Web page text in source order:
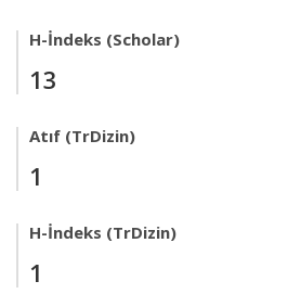
H-İndeks (Scholar)
13
Atıf (TrDizin)
1
H-İndeks (TrDizin)
1